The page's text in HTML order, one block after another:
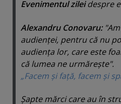
Evenimentul zileidespre
Alexandru Conovaru: "
audienţei, pentru că nu
audienţa lor, care este
că lumea ne urmăreşte".
„Facem şi faţă, facem şi
Şapte mărci care au în